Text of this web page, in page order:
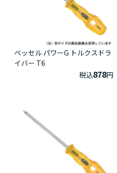
ベッセル パワーG トルクスドラ
イバー T6
税込878円